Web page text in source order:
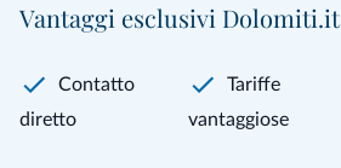
Vantaggi esclusivi Dolomiti.it
Contatto
diretto
Tariffe
vantaggiose